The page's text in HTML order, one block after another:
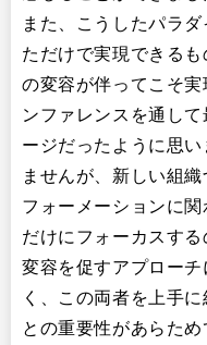
また、こうしたパラ
ただけで実現できる
の変容が伴ってこそ
ンファレンスを通し
ージだったように思
ませんが、新しい組
フォーメーションに
だけにフォーカスす
変容を促すアプロー
く、この両者を上手
との重要性があらた